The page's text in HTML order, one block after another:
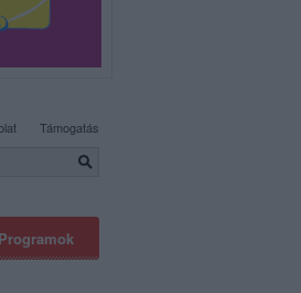
Programok
Támogatás